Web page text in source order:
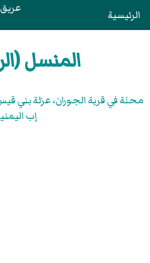
الرئيسية عريق
المنسل
محلة في قرية الجوران، عزلة بني
إب